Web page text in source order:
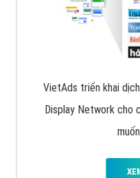
VietAds triển khai
Display Network cho